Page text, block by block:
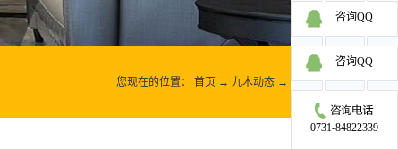
您现在的位置： 首页 → 九木动态 → 九木动态
咨询QQ
咨询QQ
0731-84822339